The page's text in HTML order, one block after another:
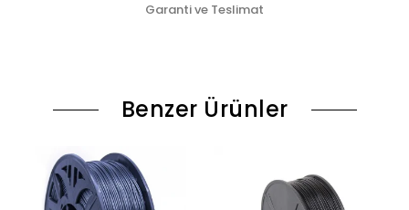
Garanti ve Teslimat
Benzer Ürünler